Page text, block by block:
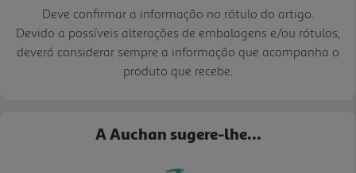
Deve confirmar a informação no rótulo do artigo.
Devido a possíveis alterações de embalagens e/ou rótulos,
deverá considerar sempre a informação que acompanha o
produto que recebe.
A Auchan sugere-lhe...